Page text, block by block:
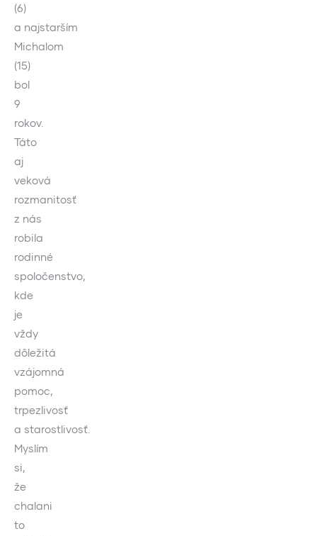
(6)
a najstarším
Michalom
(15)
bol
9
rokov.
Táto
aj
veková
rozmanitosť
z nás
robila
rodinné
spoločenstvo,
kde
je
vždy
dôležitá
vzájomná
pomoc,
trpezlivosť
a starostlivosť.
Myslím
si,
že
chalani
to